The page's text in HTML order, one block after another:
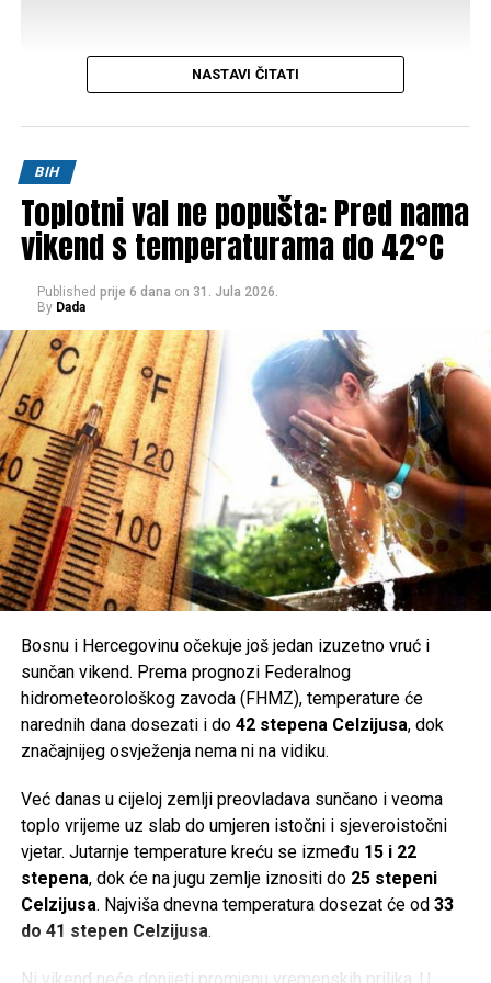
Tweet Share
Mail
NASTAVI ČITATI
BIH
Toplotni val ne popušta: Pred nama
vikend s temperaturama do 42°C
Published prije 6 dana on 31. Jula 2026.
By Dada
Bosnu i Hercegovinu očekuje još jedan izuzetno vruć i
sunčan vikend. Prema prognozi Federalnog
hidrometeorološkog zavoda (FHMZ), temperature će
narednih dana dosezati i do 42 stepena Celzijusa, dok
značajnijeg osvježenja nema ni na vidiku.
Već danas u cijeloj zemlji preovladava sunčano i veoma
toplo vrijeme uz slab do umjeren istočni i sjeveroistočni
vjetar. Jutarnje temperature kreću se između 15 i 22
stepena, dok će na jugu zemlje iznositi do 25 stepeni
Celzijusa. Najviša dnevna temperatura dosezat će od 33
do 41 stepen Celzijusa.